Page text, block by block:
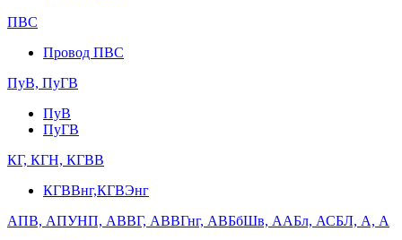
ПВС
Провод ПВС
ПуВ, ПуГВ
ПуВ
ПуГВ
КГ, КГН, КГВВ
КГВВнг,КГВЭнг
АПВ, АПУНП, АВВГ, АВВГнг, АВБбШв, ААБл, АСБЛ, А, А